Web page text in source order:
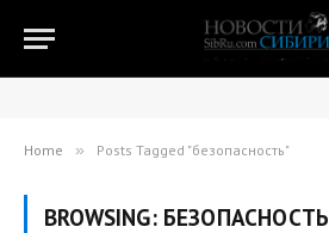
Home » Posts Tagged "безопасность"
BROWSING: БЕЗОПАСНОСТЬ